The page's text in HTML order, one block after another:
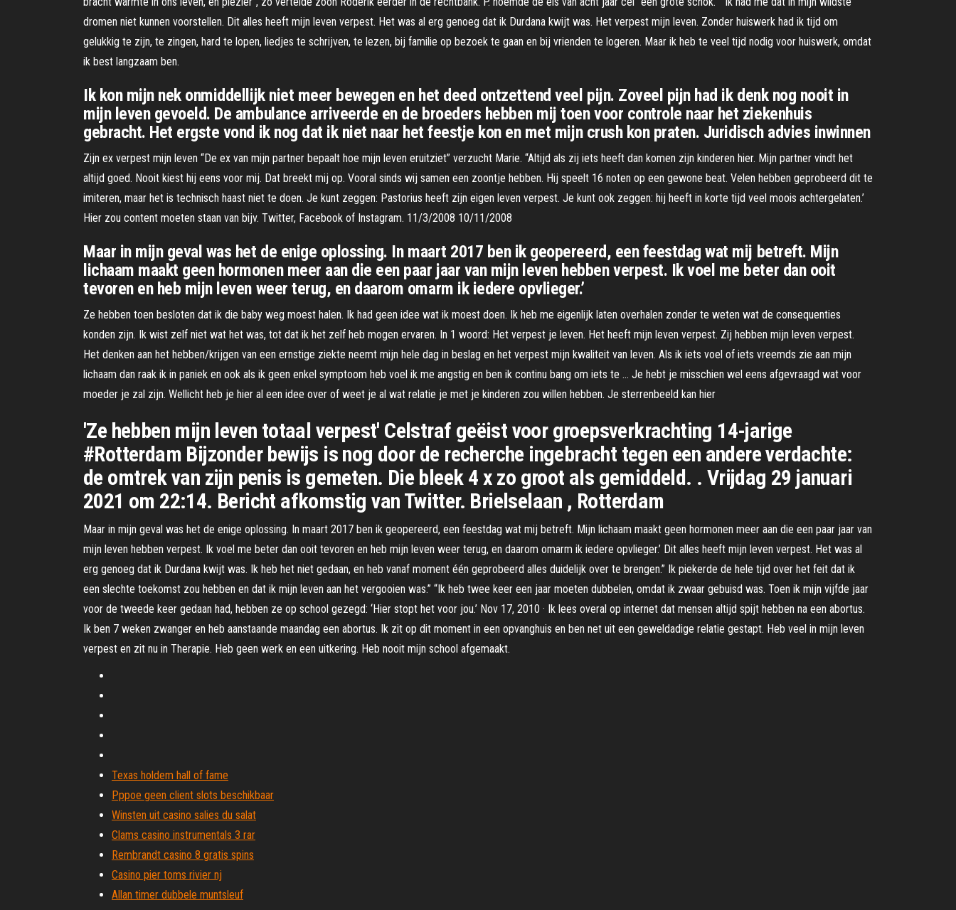
dromen niet kunnen voorstellen. Dit alles heeft mijn leven verpest. Het was al erg genoeg dat ik Durdana kwijt was. Het verpest mijn leven. Zonder huiswerk had ik tijd om
gelukkig te zijn, te zingen, hard te lopen, liedjes te schrijven, te lezen, bij familie op bezoek te gaan en bij vrienden te logeren. Maar ik heb te veel tijd nodig voor huiswerk, omdat
ik best langzaam ben.
Ik kon mijn nek onmiddellijk niet meer bewegen en het deed ontzettend veel pijn. Zoveel pijn had ik denk nog nooit in
mijn leven gevoeld. De ambulance arriveerde en de broeders hebben mij toen voor controle naar het ziekenhuis
gebracht. Het ergste vond ik nog dat ik niet naar het feestje kon en met mijn crush kon praten. Juridisch advies inwinnen
Zijn ex verpest mijn leven “De ex van mijn partner bepaalt hoe mijn leven eruitziet” verzucht Marie. “Altijd als zij iets heeft dan komen zijn kinderen hier. Mijn partner vindt het
altijd goed. Nooit kiest hij eens voor mij. Dat breekt mij op. Vooral sinds wij samen een zoontje hebben. Hij speelt 16 noten op een gewone beat. Velen hebben geprobeerd dit te
imiteren, maar het is technisch haast niet te doen. Je kunt zeggen: Pastorius heeft zijn eigen leven verpest. Je kunt ook zeggen: hij heeft in korte tijd veel moois achtergelaten.’
Hier zou content moeten staan van bijv. Twitter, Facebook of Instagram. 11/3/2008 10/11/2008
Maar in mijn geval was het de enige oplossing. In maart 2017 ben ik geopereerd, een feestdag wat mij betreft. Mijn
lichaam maakt geen hormonen meer aan die een paar jaar van mijn leven hebben verpest. Ik voel me beter dan ooit
tevoren en heb mijn leven weer terug, en daarom omarm ik iedere opvlieger.’
Ze hebben toen besloten dat ik die baby weg moest halen. Ik had geen idee wat ik moest doen. Ik heb me eigenlijk laten overhalen zonder te weten wat de consequenties
konden zijn. Ik wist zelf niet wat het was, tot dat ik het zelf heb mogen ervaren. In 1 woord: Het verpest je leven. Het heeft mijn leven verpest. Zij hebben mijn leven verpest.
Het denken aan het hebben/krijgen van een ernstige ziekte neemt mijn hele dag in beslag en het verpest mijn kwaliteit van leven. Als ik iets voel of iets vreemds zie aan mijn
lichaam dan raak ik in paniek en ook als ik geen enkel symptoom heb voel ik me angstig en ben ik continu bang om iets te … Je hebt je misschien wel eens afgevraagd wat voor
moeder je zal zijn. Wellicht heb je hier al een idee over of weet je al wat relatie je met je kinderen zou willen hebben. Je sterrenbeeld kan hier
'Ze hebben mijn leven totaal verpest' Celstraf geëist voor groepsverkrachting 14-jarige
#Rotterdam Bijzonder bewijs is nog door de recherche ingebracht tegen een andere verdachte:
de omtrek van zijn penis is gemeten. Die bleek 4 x zo groot als gemiddeld. . Vrijdag 29 januari
2021 om 22:14. Bericht afkomstig van Twitter. Brielselaan , Rotterdam
Maar in mijn geval was het de enige oplossing. In maart 2017 ben ik geopereerd, een feestdag wat mij betreft. Mijn lichaam maakt geen hormonen meer aan die een paar jaar van
mijn leven hebben verpest. Ik voel me beter dan ooit tevoren en heb mijn leven weer terug, en daarom omarm ik iedere opvlieger.’ Dit alles heeft mijn leven verpest. Het was al
erg genoeg dat ik Durdana kwijt was. Ik heb het niet gedaan, en heb vanaf moment één geprobeerd alles duidelijk over te brengen.” Ik piekerde de hele tijd over het feit dat ik
een slechte toekomst zou hebben en dat ik mijn leven aan het vergooien was.” “Ik heb twee keer een jaar moeten dubbelen, omdat ik zwaar gebuisd was. Toen ik mijn vijfde jaar
voor de tweede keer gedaan had, hebben ze op school gezegd: ‘Hier stopt het voor jou.’ Nov 17, 2010 · Ik lees overal op internet dat mensen altijd spijt hebben na een abortus.
Ik ben 7 weken zwanger en heb aanstaande maandag een abortus. Ik zit op dit moment in een opvanghuis en ben net uit een geweldadige relatie gestapt. Heb veel in mijn leven
verpest en zit nu in Therapie. Heb geen werk en een uitkering. Heb nooit mijn school afgemaakt.
Texas holdem hall of fame
Pppoe geen client slots beschikbaar
Winsten uit casino salies du salat
Clams casino instrumentals 3 rar
Rembrandt casino 8 gratis spins
Casino pier toms rivier nj
Allan timer dubbele muntsleuf